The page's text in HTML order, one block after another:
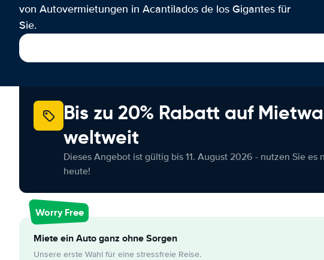
von Autovermietungen in Acantilados de los Gigantes für
Sie.
Bis zu 20% Rabatt auf
weltweit
Dieses Angebot ist gültig bis 11. August 2026 - nutzen Sie es
heute!
Worry Free
Miete ein Auto ganz ohne Sorgen
Unsere erste Wahl für eine stressfreie Reise.